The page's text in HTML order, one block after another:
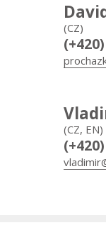
(CZ)
(CZ, EN)